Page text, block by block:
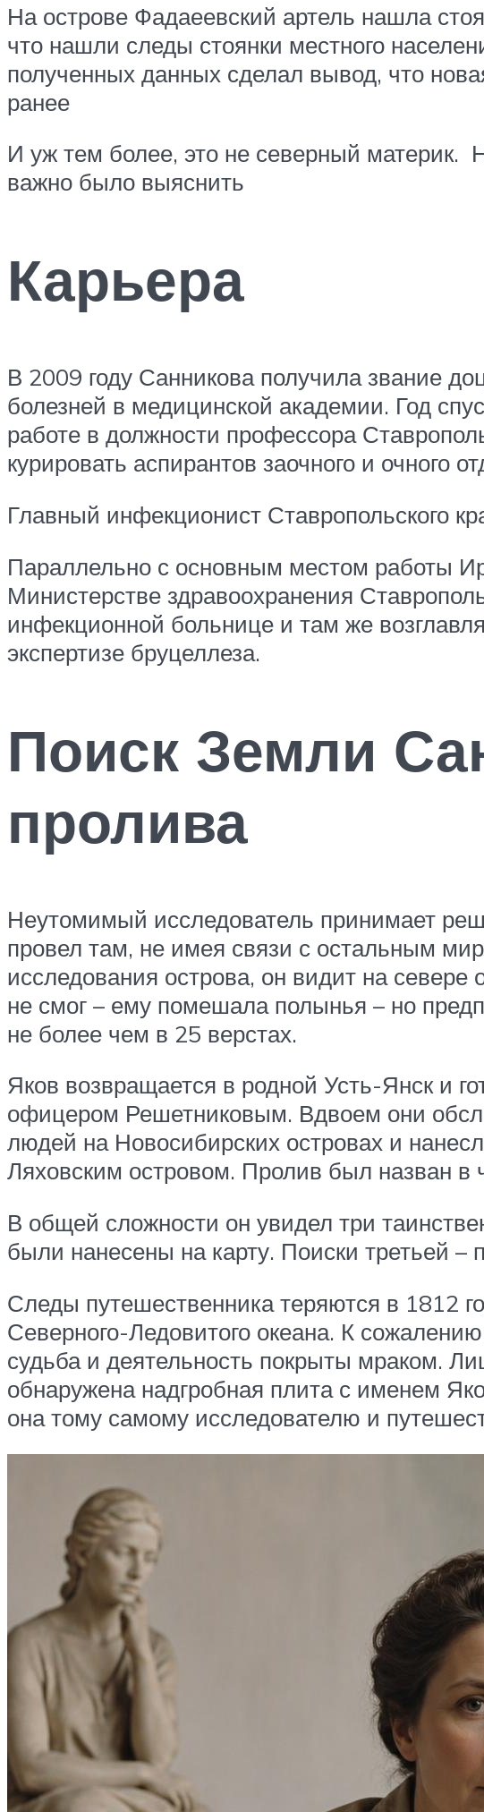
На острове Фадаеевский артель нашла
что нашли следы стоянки местного
полученных данных сделал вывод, что
ранее
И уж тем более, это не северный материк.
важно было выяснить
Карьера
В 2009 году Санникова получила звание
болезней в медицинской академии. Год
работе в должности профессора
курировать аспирантов заочного и очного
Главный инфекционист Ставропольского
Параллельно с основным местом работы
Министерстве здравоохранения
инфекционной больнице и там же
экспертизе бруцеллеза.
Поиск Земли
пролива
Неутомимый исследователь принимает
провел там, не имея связи с остальным
исследования острова, он видит на
не смог – ему помешала полынья – но
не более чем в 25 верстах.
Яков возвращается в родной Усть-Янск и
офицером Решетниковым. Вдвоем они
людей на Новосибирских островах и
Ляховским островом. Пролив был назван в
В общей сложности он увидел три
были нанесены на карту. Поиски третьей –
Следы путешественника теряются в 1812
Северного-Ледовитого океана. К
судьба и деятельность покрыты мраком.
обнаружена надгробная плита с именем
она тому самому исследователю и